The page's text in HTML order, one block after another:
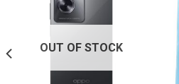
OUT OF STOCK